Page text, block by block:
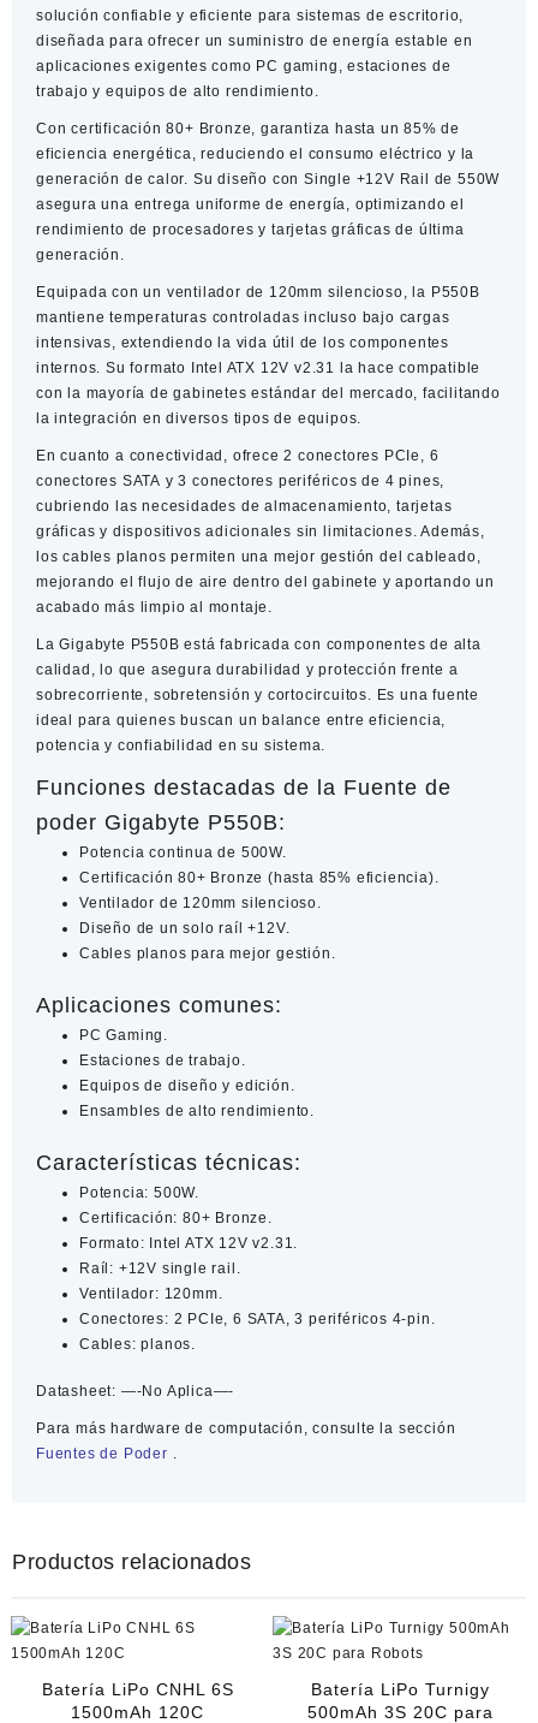
solución confiable y eficiente para sistemas de escritorio,
diseñada para ofrecer un suministro de energía estable en
aplicaciones exigentes como PC gaming, estaciones de
trabajo y equipos de alto rendimiento.
Con certificación80+ Bronze, garantiza hasta un 85% de
eficiencia energética, reduciendo el consumo eléctrico y la
generación de calor. Su diseño conSingle +12V Rail de 550W
asegura una entrega uniforme de energía, optimizando el
rendimiento de procesadores y tarjetas gráficas de última
generación.
Equipada con un ventilador de 120mm silencioso, la P550B
mantiene temperaturas controladas incluso bajo cargas
intensivas, extendiendo la vida útil de los componentes
internos. Su formato
Intel ATX 12V v2.31
la hace compatible
con la mayoría de gabinetes estándar del mercado, facilitando
la integración en diversos tipos de equipos.
En cuanto a conectividad, ofrece2 conectores PCIe , 6
conectores SATA y3 conectores periféricos de 4 pines,
cubriendo las necesidades de almacenamiento, tarjetas
gráficas y dispositivos adicionales sin limitaciones. Además,
loscables planos permiten una mejor gestión del cableado,
mejorando el flujo de aire dentro del gabinete y aportando un
acabado más limpio al montaje.
LaGigabyte P550B está fabricada con componentes de alta
calidad, lo que asegura durabilidad y protección frente a
sobrecorriente, sobretensión y cortocircuitos. Es una fuente
ideal para quienes buscan un balance entre eficiencia,
potencia y confiabilidad en su sistema.
Funciones destacadas de la Fuente de
poder Gigabyte P550B:
Potencia continua de 500W.
Certificación 80+ Bronze (hasta 85% eficiencia).
Ventilador de 120mm silencioso.
Diseño de un solo raíl +12V.
Cables planos para mejor gestión.
Aplicaciones comunes:
PC Gaming.
Estaciones de trabajo.
Equipos de diseño y edición.
Ensambles de alto rendimiento.
Características técnicas:
Potencia: 500W.
Certificación: 80+ Bronze.
Formato: Intel ATX 12V v2.31.
Raíl: +12V single rail.
Ventilador: 120mm.
Conectores: 2 PCIe, 6 SATA, 3 periféricos 4-pin.
Cables: planos.
Datasheet: —-No Aplica—-
Para más hardware de computación , consulte la sección
Fuentes de Poder .
Productos relacionados
Batería LiPo CNHL 6S
1500mAh 120C
Batería LiPo Turnigy
500mAh 3S 20C para